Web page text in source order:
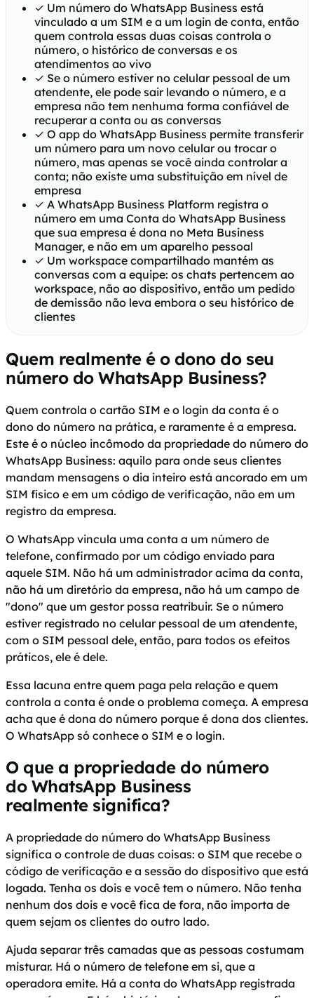
✓ Um número do WhatsApp Business está
vinculado a um SIM e a um login de conta, então
quem controla essas duas coisas controla o
número, o histórico de conversas e os
atendimentos ao vivo
✓ Se o número estiver no celular pessoal de um
atendente, ele pode sair levando o número, e a
empresa não tem nenhuma forma confiável de
recuperar a conta ou as conversas
✓ O app do WhatsApp Business permite transferir
um número para um novo celular ou trocar o
número, mas apenas se você ainda controlar a
conta; não existe uma substituição em nível de
empresa
✓ A WhatsApp Business Platform registra o
número em uma Conta do WhatsApp Business
que sua empresa é dona no Meta Business
Manager, e não em um aparelho pessoal
✓ Um workspace compartilhado mantém as
conversas com a equipe: os chats pertencem ao
workspace, não ao dispositivo, então um pedido
de demissão não leva embora o seu histórico de
clientes
Quem realmente é o dono do seu
número do WhatsApp Business?
Quem controla o cartão SIM e o login da conta é o
dono do número na prática, e raramente é a empresa.
Este é o núcleo incômodo da propriedade do número do
WhatsApp Business: aquilo para onde seus clientes
mandam mensagens o dia inteiro está ancorado em um
SIM físico e em um código de verificação, não em um
registro da empresa.
O WhatsApp vincula uma conta a um número de
telefone, confirmado por um código enviado para
aquele SIM. Não há um administrador acima da conta,
não há um diretório da empresa, não há um campo de
"dono" que um gestor possa reatribuir. Se o número
estiver registrado no celular pessoal de um atendente,
com o SIM pessoal dele, então, para todos os efeitos
práticos, ele é dele.
Essa lacuna entre quem paga pela relação e quem
controla a conta é onde o problema começa. A empresa
acha que é dona do número porque é dona dos clientes.
O WhatsApp só conhece o SIM e o login.
O que a propriedade do número
do WhatsApp Business
realmente significa?
A propriedade do número do WhatsApp Business
significa o controle de duas coisas: o SIM que recebe o
código de verificação e a sessão do dispositivo que está
logada. Tenha os dois e você tem o número. Não tenha
nenhum dos dois e você fica de fora, não importa de
quem sejam os clientes do outro lado.
Ajuda separar três camadas que as pessoas costumam
misturar. Há o número de telefone em si, que a
operadora emite. Há a conta do WhatsApp registrada